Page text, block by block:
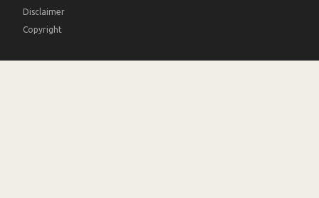
Disclaimer
Copyright